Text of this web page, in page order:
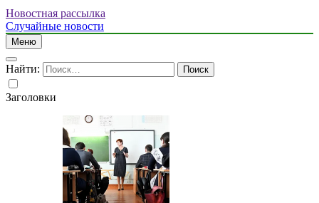
Новостная рассылка
Случайные новости
Меню
Найти:
Заголовки